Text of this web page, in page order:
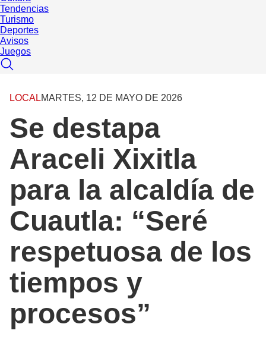
Tendencias
Turismo
Deportes
Avisos
Juegos
LOCALMARTES, 12 DE MAYO DE 2026
Se destapa
Araceli Xixitla
para la alcaldía de
Cuautla: “Seré
respetuosa de los
tiempos y
procesos”